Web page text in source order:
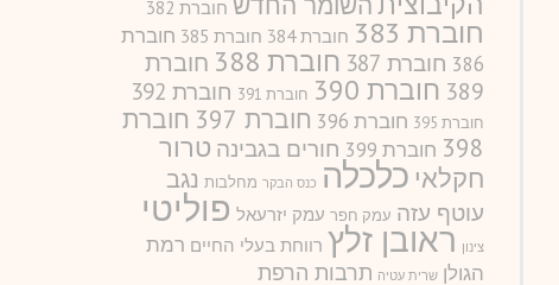
חוברת 382
חוברת 383 חוברת 384 חוברת 385
חוברת
386 חוברת 387 חוברת 388
חוברת
389 חוברת 390 חוברת 391 חוברת 392
חוברת 395 חוברת 396 חוברת 397
חוברת
398 חוברת 399 חורים בגבינה טרור
חקלאי כלכלה כנס הבקר מחלבות נגב
עוטף עזה עמק חפר עמק יזרעאל פוליטי
צינון ראובן זלץ רווחת בעלי החיים רמת
הגולן שרית עטיה תרבות הרפת